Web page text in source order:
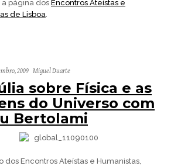
página dos Encontros Ateístas e
de Lisboa.
2009 Miguel Duarte
sobre Física e as
do Universo com
Bertolami
dos Encontros Ateístas e Humanistas,